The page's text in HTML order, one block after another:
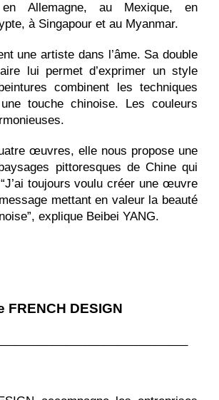
en Allemagne, au Mexique, en
à Singapour et au Myanmar.
une artiste dans l’âme. Sa double
lui permet d’exprimer un style
combinent les techniques
touche chinoise. Les couleurs
œuvres, elle nous propose une
pittoresques de Chine qui
toujours voulu créer une œuvre
mettant en valeur la beauté
explique Beibei YANG.
FRENCH DESIGN